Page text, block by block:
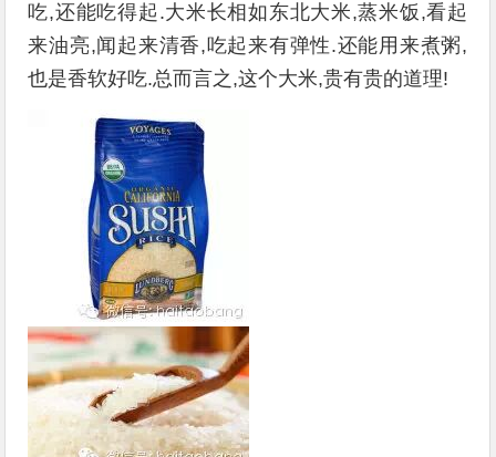
吃,还能吃得起.大米长相如东北大米,蒸米饭,看起
来油亮,闻起来清香,吃起来有弹性.还能用来煮粥,
也是香软好吃.总而言之,这个大米,贵有贵的道理!